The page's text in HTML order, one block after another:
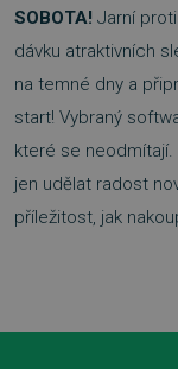
SOBOTA! Jarní
dávku atraktivních
na temné dny a
start! Vybraný
které se
jen udělat radost
příležitost, jak